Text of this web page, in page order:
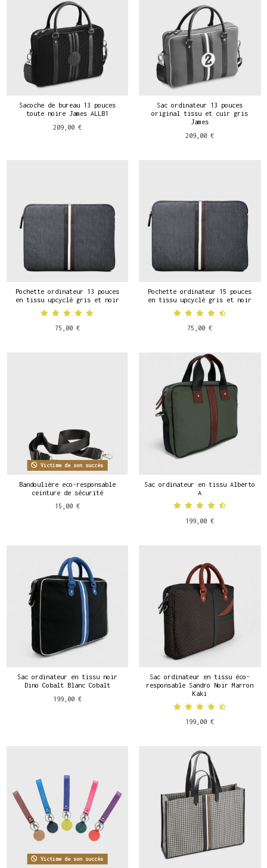
Sacoche de bureau 13 pouces
toute noire James ALLB1
209,00 €
Sac ordinateur 13 pouces
original tissu et cuir gris
James
209,00 €
Pochette ordinateur 13 pouces
en tissu upcyclé gris et noir
75,00 €
Pochette ordinateur 15 pouces
en tissu upcyclé gris et noir
75,00 €
Victime de son succès
Bandoulière eco-responsable
ceinture de sécurité
15,00 €
Sac ordinateur en tissu Alberto
A
199,00 €
Sac ordinateur en tissu noir
Dino Cobalt Blanc Cobalt
199,00 €
Sac ordinateur en tissu éco-
responsable Sandro Noir Marron
Kaki
199,00 €
Victime de son succès